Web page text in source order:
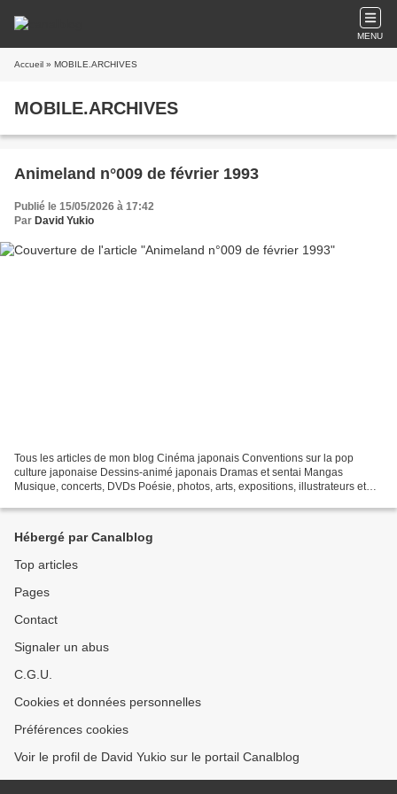
MENU
Accueil » MOBILE.ARCHIVES
MOBILE.ARCHIVES
Animeland n°009 de février 1993
Publié le 15/05/2026 à 17:42
Par David Yukio
Tous les articles de mon blog Cinéma japonais Conventions sur la pop
culture japonaise Dessins-animé japonais Dramas et sentai Mangas
Musique, concerts, DVDs Poésie, photos, arts, expositions, illustrateurs et
Hébergé par Canalblog
Top articles
Pages
Contact
Signaler un abus
C.G.U.
Cookies et données personnelles
Préférences cookies
Voir le profil de David Yukio sur le portail Canalblog